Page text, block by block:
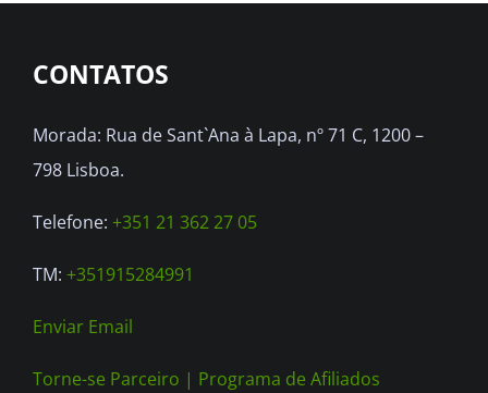
CONTATOS
Morada: Rua de Sant`Ana à Lapa, nº 71 C, 1200 –
798 Lisboa.
Telefone: +351 21 362 27 05
TM: +351915284991
Enviar Email
Torne-se Parceiro | Programa de Afiliados